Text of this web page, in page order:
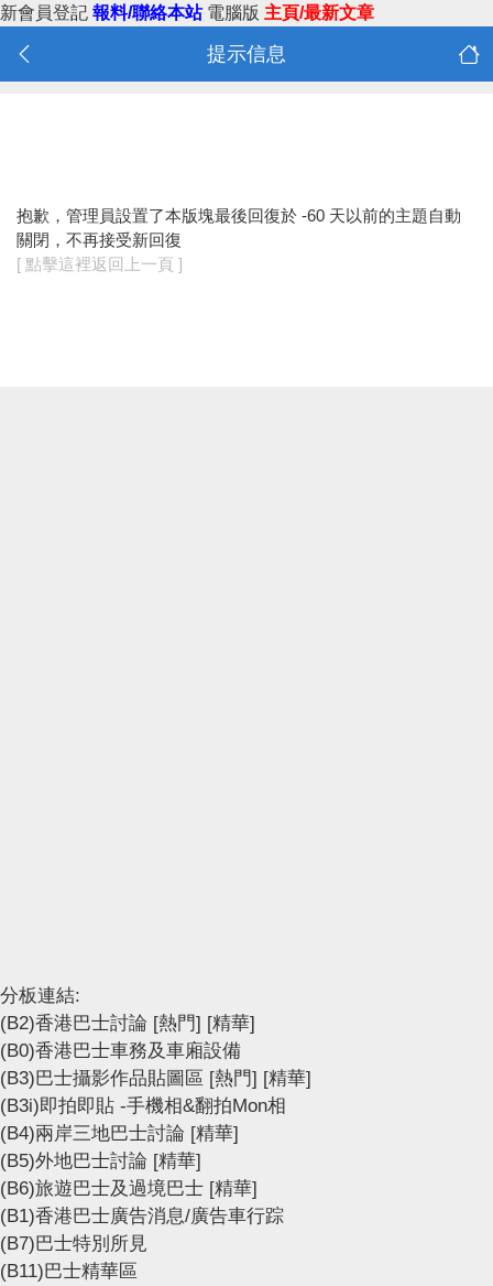
新會員登記 報料/聯絡本站 電腦版 主頁/最新文章
提示信息
抱歉，管理員設置了本版塊最後回復於 -60 天以前的主題自動
關閉，不再接受新回復
[ 點擊這裡返回上一頁 ]
分板連結:
(B2)香港巴士討論 [熱門] [精華]
(B0)香港巴士車務及車廂設備
(B3)巴士攝影作品貼圖區 [熱門] [精華]
(B3i)即拍即貼 -手機相&翻拍Mon相
(B4)兩岸三地巴士討論 [精華]
(B5)外地巴士討論 [精華]
(B6)旅遊巴士及過境巴士 [精華]
(B1)香港巴士廣告消息/廣告車行踪
(B7)巴士特別所見
(B11)巴士精華區